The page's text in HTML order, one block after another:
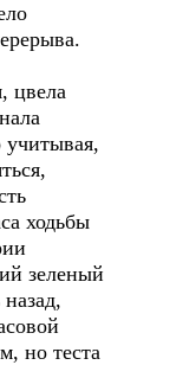
учитывая,
ходьбы
зеленый
но теста